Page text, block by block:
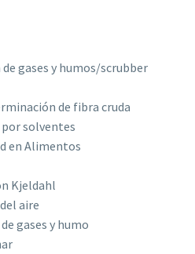
gases y humos/scrubber
de fibra cruda
solventes
en Alimentos
Kjeldahl
aire
gases y humo